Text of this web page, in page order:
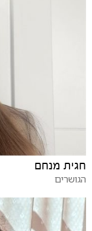
חגית מנחם
הגושרים